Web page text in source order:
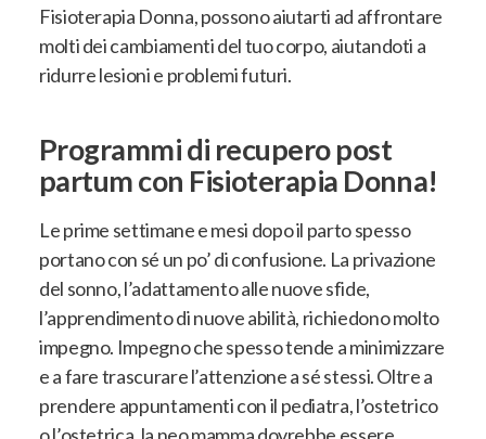
Fisioterapia Donna, possono aiutarti ad affrontare
molti dei cambiamenti del tuo corpo, aiutandoti a
ridurre lesioni e problemi futuri.
Programmi di recupero post
partum con Fisioterapia Donna!
Le prime settimane e mesi dopo il parto spesso
portano con sé un po’ di confusione. La privazione
del sonno, l’adattamento alle nuove sfide,
l’apprendimento di nuove abilità, richiedono molto
impegno. Impegno che spesso tende a minimizzare
e a fare trascurare l’attenzione a sé stessi. Oltre a
prendere appuntamenti con il pediatra, l’ostetrico